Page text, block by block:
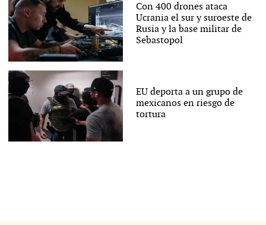
Con 400 drones ataca
Ucrania el sur y suroeste de
Rusia y la base militar de
Sebastopol
EU deporta a un grupo de
mexicanos en riesgo de
tortura